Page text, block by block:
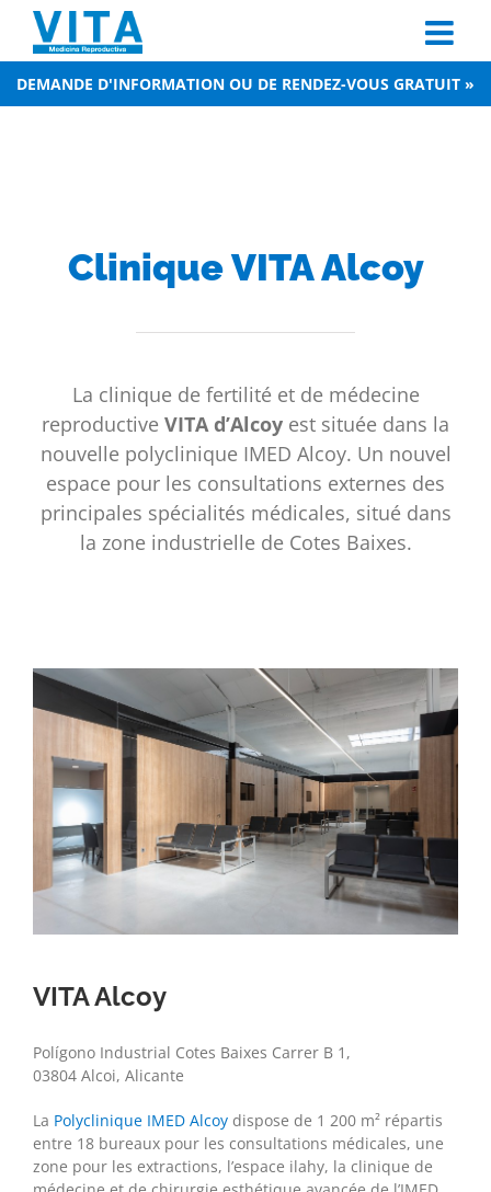
content
DEMANDE D'INFORMATION OU DE RENDEZ-VOUS GRATUIT »
Clinique VITA Alcoy
La clinique de fertilité et de médecine
reproductive VITA d’Alcoy est située dans la
nouvelle polyclinique IMED Alcoy. Un nouvel
espace pour les consultations externes des
principales spécialités médicales, situé dans
la zone industrielle de Cotes Baixes.
VITA Alcoy
Polígono Industrial Cotes Baixes Carrer B 1,
03804 Alcoi, Alicante
La Polyclinique IMED Alcoy dispose de 1 200 m² répartis
entre 18 bureaux pour les consultations médicales, une
zone pour les extractions, l’espace ilahy, la clinique de